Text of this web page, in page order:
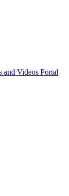
Videos Portal